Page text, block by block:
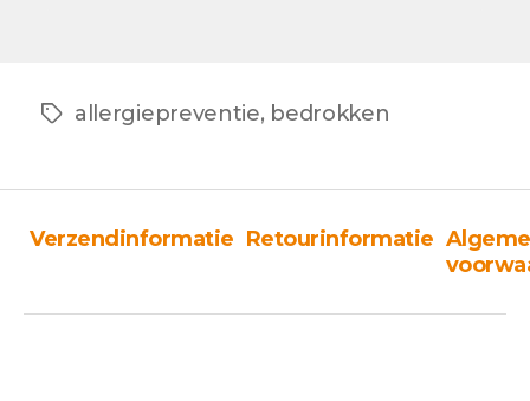
Tagsallergiepreventie, bedrokken
Verzendinformatie Retourinformatie